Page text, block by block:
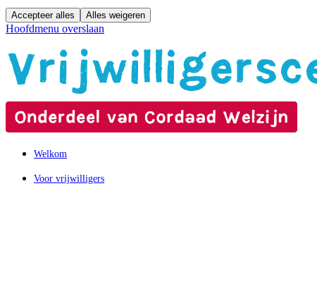
Accepteer alles Alles weigeren
Hoofdmenu overslaan
Welkom
Voor vrijwilligers